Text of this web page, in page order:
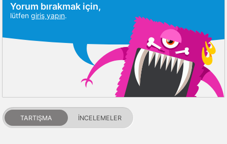
Yorum bırakmak için,
lütfen giriş yapın.
TARTIŞMA İNCELEMELER